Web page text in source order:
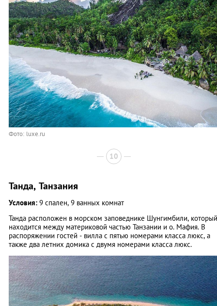
Фото: luxe.ru
10
Танда, Танзания
Условия: 9 спален, 9 ванных комнат
Танда расположен в морском заповеднике Шунгимбили, который
находится между материковой частью Танзании и о. Мафия. В
распоряжении гостей - вилла с пятью номерами класса люкс, а
также два летних домика с двумя номерами класса люкс.